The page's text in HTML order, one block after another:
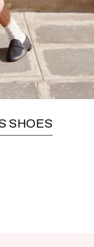
SHOES